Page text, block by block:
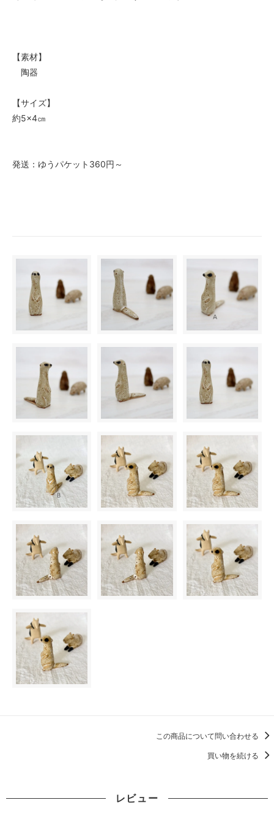
【素材】
陶器
【サイズ】
約5×4㎝
発送：ゆうパケット360円～
この商品について問い合わせる
買い物を続ける
レビュー